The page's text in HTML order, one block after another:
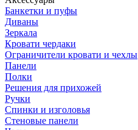
Банкетки и пуфы
Диваны
Зеркала
Кровати чердаки
Ограничители кровати и чехлы
Панели
Полки
Решения для прихожей
Ручки
Спинки и изголовья
Стеновые панели